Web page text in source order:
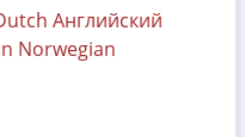
Английский
Norwegian